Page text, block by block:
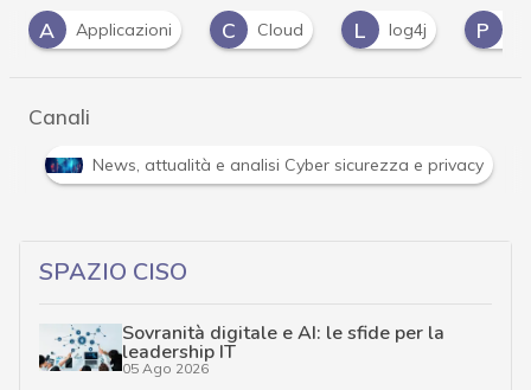
C
Cloud L log4j P patch tuesday V
Canali
Attacchi hacker e Malware: le ultime news in tempo
SPAZIO CISO
Sovranità digitale e AI: le sfide per la
leadership IT
05 Ago 2026